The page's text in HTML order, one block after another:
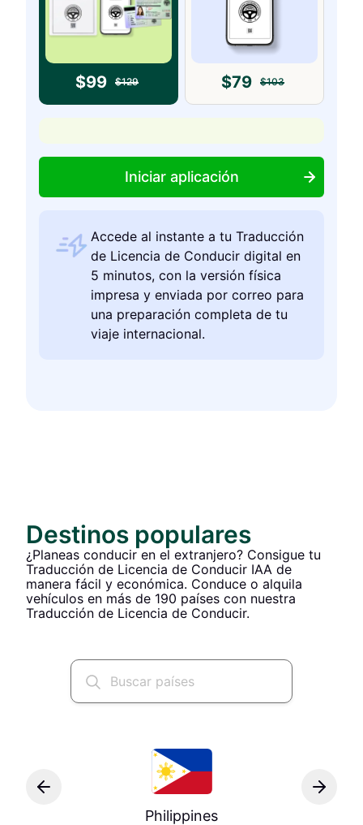
$99 $129 $79 $103
Iniciar aplicación
Accede al instante a tu Traducción
de Licencia de Conducir digital en
5 minutos, con la versión física
impresa y enviada por correo para
una preparación completa de tu
viaje internacional.
Destinos populares
¿Planeas conducir en el extranjero? Consigue tu
Traducción de Licencia de Conducir IAA de
manera fácil y económica. Conduce o alquila
vehículos en más de 190 países con nuestra
Traducción de Licencia de Conducir.
Philippines